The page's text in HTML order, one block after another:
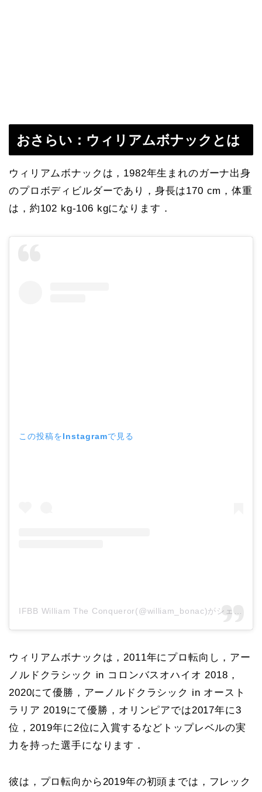
おさらい：ウィリアムボナックとは
ウィリアムボナックは，1982年生まれのガーナ出身
のプロボディビルダーであり，身長は170 cm，体重
は，約102 kg-106 kgになります．
この投稿をInstagramで見る
ウィリアムボナックは，2011年にプロ転向し，アー
ノルドクラシック in コロンバスオハイオ 2018，
2020にて優勝，アーノルドクラシック in オースト
ラリア 2019にて優勝，オリンピアでは2017年に3
位，2019年に2位に入賞するなどトップレベルの実
力を持った選手になります．
彼は，プロ転向から2019年の初頭までは，フレック